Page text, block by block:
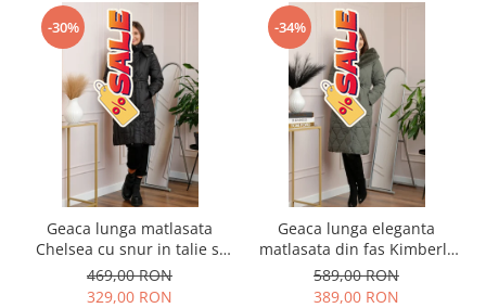
-30%
Geaca lunga matlasata
Chelsea cu snur in talie si
buzunare functionale -
Negru
469,00 RON
329,00 RON
-34%
Geaca lunga eleganta
matlasata din fas Kimberly
cu gluga imblanita - Kaki
589,00 RON
389,00 RON